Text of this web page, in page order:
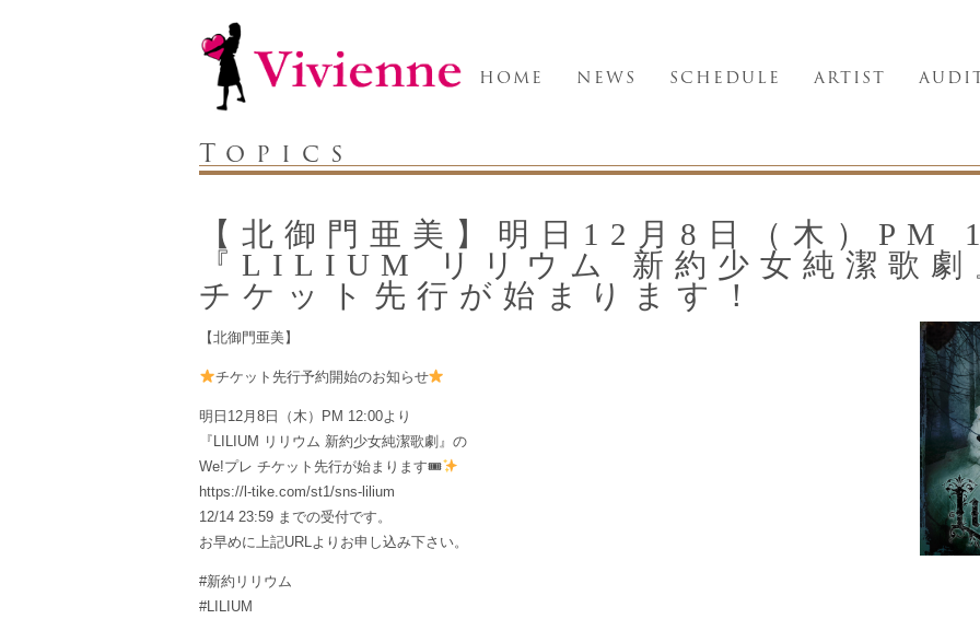
HOME NEWS SCHEDULE ARTIST
Topics
【北御門亜美】明日12月8日（木）
『LILIUM リリウム 新約少女純潔歌
チケット先行が始まります！
【北御門亜美】
チケット先行予約開始のお知らせ
明日12月8日（木）PM 12:00より
『LILIUM リリウム 新約少女純潔歌劇』の
We!プレ チケット先行が始まります🎟
https://l-tike.com/st1/sns-lilium
12/14 23:59 までの受付です。
お早めに上記URLよりお申し込み下さい。
#新約リリウム
#LILIUM